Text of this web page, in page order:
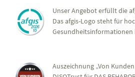
Unser Angebot erfüllt die
Das afgis-Logo steht für
Auszeichnung „Von